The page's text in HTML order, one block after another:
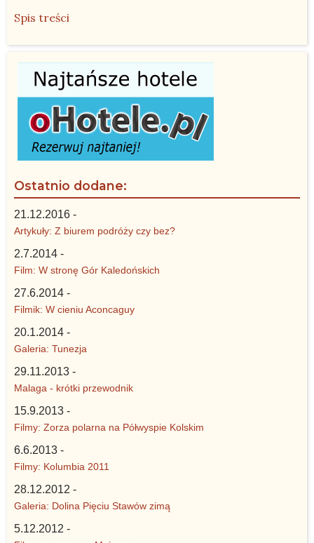
Spis treści
Ostatnio dodane:
21.12.2016 -
Artykuły: Z biurem podróży czy bez?
2.7.2014 -
Film: W stronę Gór Kaledońskich
27.6.2014 -
Filmik: W cieniu Aconcaguy
20.1.2014 -
Galeria: Tunezja
29.11.2013 -
Malaga - krótki przewodnik
15.9.2013 -
Filmy: Zorza polarna na Półwyspie Kolskim
6.6.2013 -
Filmy: Kolumbia 2011
28.12.2012 -
Galeria: Dolina Pięciu Stawów zimą
5.12.2012 -